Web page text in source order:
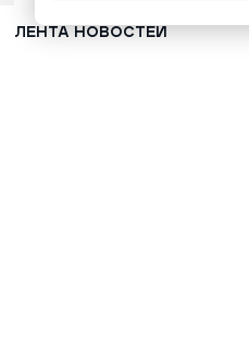
ЛЕНТА НОВОСТЕЙ